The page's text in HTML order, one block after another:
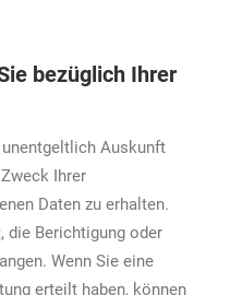
bezüglich Ihrer
Auskunft
Ihrer
Daten zu erhalten.
die Berichtigung oder
Wenn Sie eine
erteilt haben, können